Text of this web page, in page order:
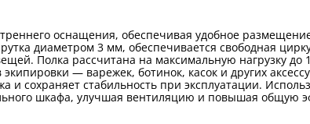
оснащения, обеспечивая удобное
диаметром 3 мм, обеспечивается свободная
Полка рассчитана на максимальную нагрузку до
— варежек, ботинок, касок и других
сохраняет стабильность при эксплуатации.
шкафа, улучшая вентиляцию и повышая общую